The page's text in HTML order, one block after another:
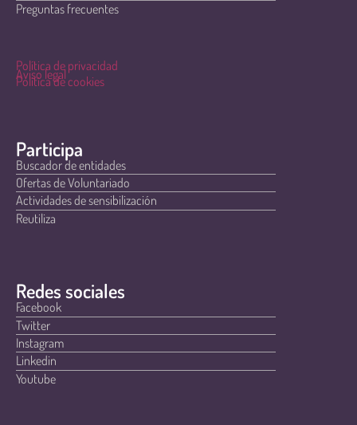
Preguntas frecuentes
Política de privacidad
Aviso legal
Política de cookies
Participa
Buscador de entidades
Ofertas de Voluntariado
Actividades de sensibilización
Reutiliza
Redes sociales
Facebook
Twitter
Instagram
Linkedin
Youtube